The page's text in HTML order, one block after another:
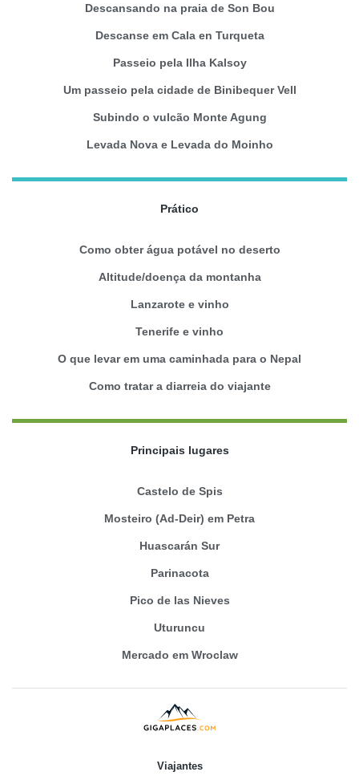
Descansando na praia de Son Bou
Descanse em Cala en Turqueta
Passeio pela Ilha Kalsoy
Um passeio pela cidade de Binibequer Vell
Subindo o vulcão Monte Agung
Levada Nova e Levada do Moinho
Prático
Como obter água potável no deserto
Altitude/doença da montanha
Lanzarote e vinho
Tenerife e vinho
O que levar em uma caminhada para o Nepal
Como tratar a diarreia do viajante
Principais lugares
Castelo de Spis
Mosteiro (Ad-Deir) em Petra
Huascarán Sur
Parinacota
Pico de las Nieves
Uturuncu
Mercado em Wroclaw
Viajantes